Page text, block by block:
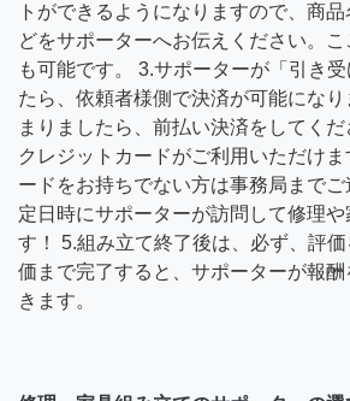
トができるようになりますので、商
どをサポーターへお伝えください。
も可能です。 3.サポーターが「引き
たら、依頼者様側で決済が可能にな
まりましたら、前払い決済をしてくだ
クレジットカードがご利用いただけ
ードをお持ちでない方は事務局まで
定日時にサポーターが訪問して修理や
す！ 5.組み立て終了後は、必ず、評
価まで完了すると、サポーターが報
きます。